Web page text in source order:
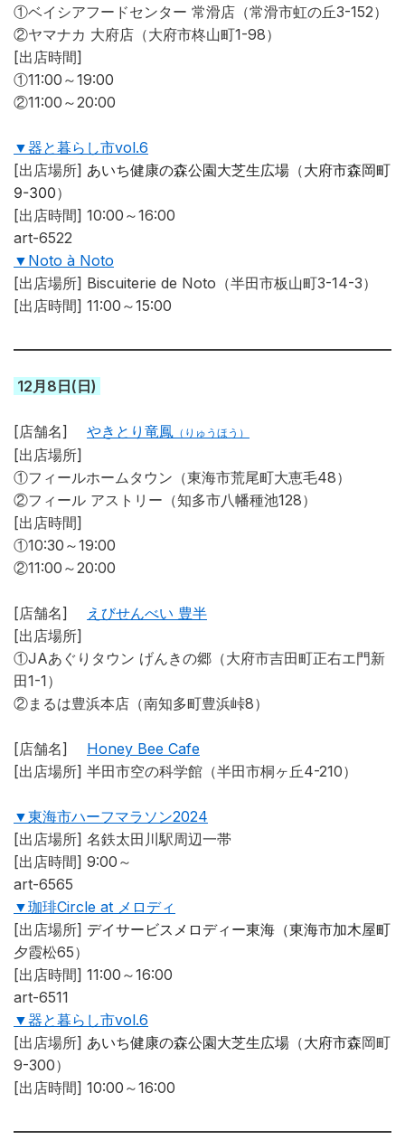
①ベイシアフードセンター 常滑店（常滑市虹の丘3-152）
②ヤマナカ 大府店（大府市柊山町1-98）
[出店時間]
①11:00～19:00
②11:00～20:00
▼器と暮らし市vol.6
[出店場所] あいち健康の森公園大芝生広場 （大府市森岡町
9-300）
[出店時間] 10:00～16:00
art-6522
▼Noto à Noto
[出店場所] Biscuiterie de Noto（半田市板山町3-14-3）
[出店時間] 11:00～15:00
12月8日(日)
[店舗名] やきとり竜鳳 （りゅうほう）
[出店場所]
①フィールホームタウン（東海市荒尾町大恵毛48）
②フィール アストリー（知多市八幡種池128）
[出店時間]
①10:30～19:00
②11:00～20:00
[店舗名]
えびせんべい 豊半
[出店場所]
①JAあぐりタウン げんきの郷（大府市吉田町正右エ門新
田1-1）
②まるは豊浜本店（南知多町豊浜峠8）
[店舗名] Honey Bee Cafe
[出店場所] 半田市空の科学館（半田市桐ヶ丘4-210）
▼東海市ハーフマラソン2024
[出店場所] 名鉄太田川駅周辺一帯
[出店時間] 9:00～
art-6565
▼珈琲Circle at メロディ
[出店場所] デイサービスメロディー東海（東海市加木屋町
夕霞松65）
[出店時間] 11:00～16:00
art-6511
▼器と暮らし市vol.6
[出店場所] あいち健康の森公園大芝生広場 （大府市森岡町
9-300）
[出店時間] 10:00～16:00